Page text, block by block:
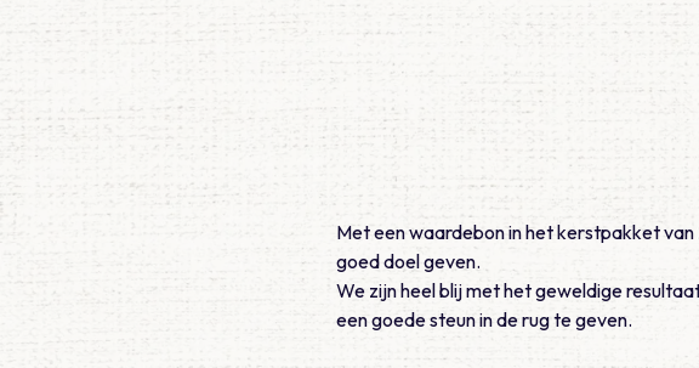
Met een waardebon in het kerstpakket van
goed doel geven.
We zijn heel blij met het geweldige
een goede steun in de rug te geven.